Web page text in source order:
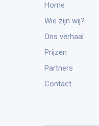
Home
Wie zijn wij?
Ons verhaal
Prijzen
Partners
Contact